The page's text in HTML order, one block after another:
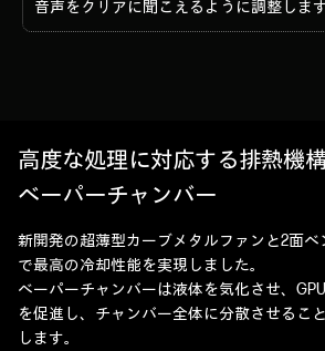
音声をクリアに聞こえるように調整します
高度な処理に対応する排熱機
ベーパーチャンバー
新開発の超薄型カーブメタルファンと2面
で最高の冷却性能を実現しました。
ベーパーチャンバーは液体を気化させ、
を促進し、チャンバー全体に分散させるこ
します。